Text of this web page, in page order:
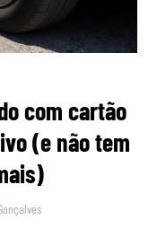
com cartão
(e não tem